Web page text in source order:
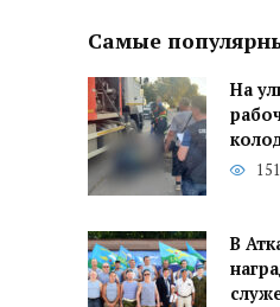
Самые
На
В